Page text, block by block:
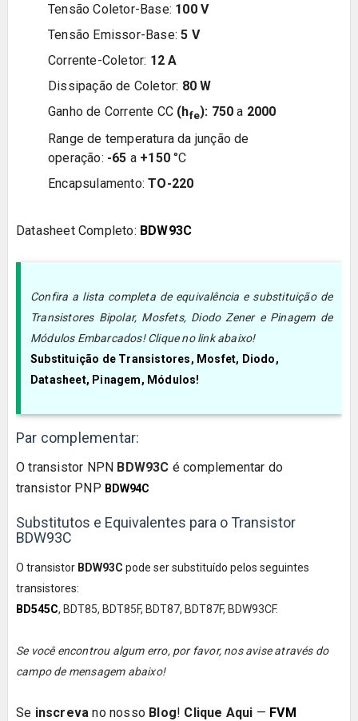
Tensão Coletor-Base: 100 V
Tensão Emissor-Base:5 V
Corrente-Coletor: 12 A
Dissipação de Coletor: 80 W
Ganho de Corrente CC (hfe): 750 a 2000
Range de temperatura da junção de
operação: -65 a+150°C
Encapsulamento:TO-220
Datasheet Completo: BDW93C
Confira a lista completa de equivalência e substituição de
Transistores Bipolar, Mosfets, Diodo Zener e Pinagem de
Módulos Embarcados! Clique no link abaixo!
Substituição de Transistores, Mosfet, Diodo,
Datasheet, Pinagem, Módulos!
Par complementar:
O transistor NPN BDW93C é complementar do
transistor PNP BDW94C
Substitutos e Equivalentes para o Transistor
BDW93C
O transistor BDW93C pode ser substituído pelos seguintes
transistores:
BD545C, BDT85, BDT85F, BDT87, BDT87F, BDW93CF.
Se você encontrou algum erro, por favor, nos avise através do
campo de mensagem abaixo!
Se inscreva no nosso Blog! Clique Aqui — FVM